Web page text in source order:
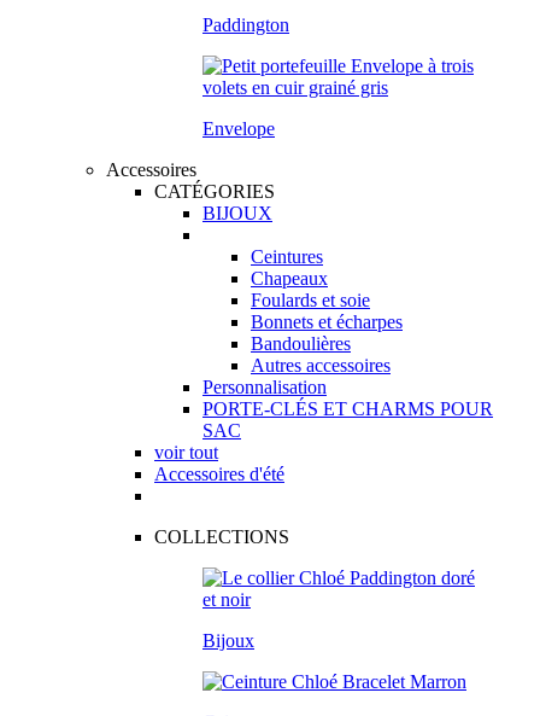
Paddington
Envelope
Accessoires
CATÉGORIES
BIJOUX
Ceintures
Chapeaux
Foulards et soie
Bonnets et écharpes
Bandoulières
Autres accessoires
Personnalisation
PORTE-CLÉS ET CHARMS POUR
SAC
voir tout
Accessoires d'été
COLLECTIONS
Bijoux